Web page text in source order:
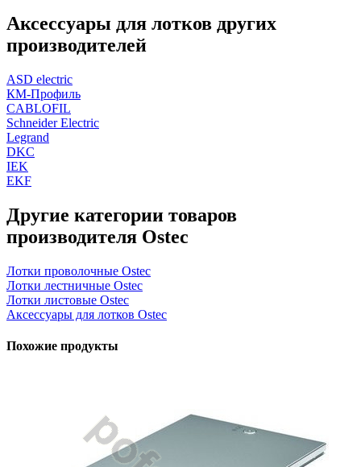
Аксессуары для лотков других
производителей
ASD electric
КМ-Профиль
CABLOFIL
Schneider Electric
Legrand
DKC
IEK
EKF
Другие категории товаров
производителя Ostec
Лотки проволочные Ostec
Лотки лестничные Ostec
Лотки листовые Ostec
Аксессуары для лотков Ostec
Похожие продукты